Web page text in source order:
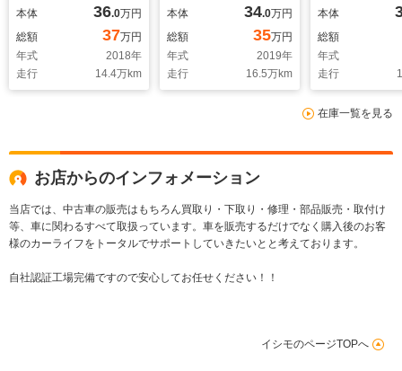
本体 36.0万円
総額
37万円
年式
2018年
走行
14.4万km
進有り5AGS車輌
本体 34.0万円
総額
35万円
年式
2019年
走行
16.5万km
ンドウ付き
本体
総額
年式
走行
在庫一覧を見る
お店からのインフォメーション
当店では、中古車の販売はもちろん買取り・下取り・修理・部品販売・取付け
等、車に関わるすべて取扱っています。車を販売するだけでなく購入後のお客
様のカーライフをトータルでサポートしていきたいとと考えております。
自社認証工場完備ですので安心してお任せください！！
イシモのページTOPへ